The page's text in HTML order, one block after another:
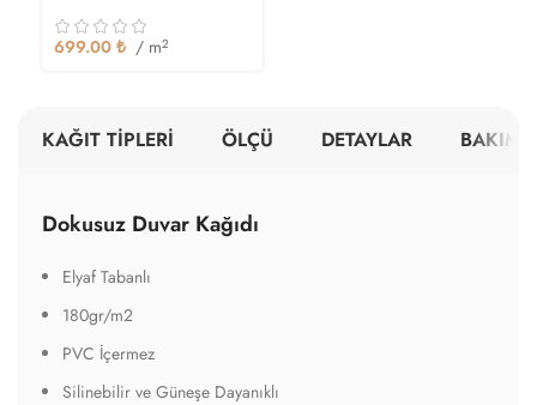
699.00 ₺ / m2
KAĞIT TİPLERİ ÖLÇÜ DETAYLAR BAKIM
Dokusuz Duvar Kağıdı
Elyaf Tabanlı
180gr/m2
PVC İçermez
Silinebilir ve Güneşe Dayanıklı